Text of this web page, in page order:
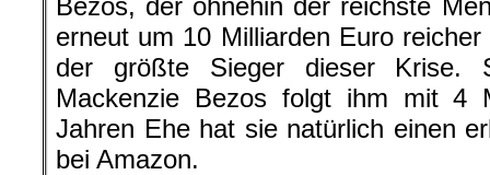
Bezos, der ohnehin der reichste
erneut um 10 Milliarden Euro
der größte Sieger dieser Krise.
Mackenzie Bezos folgt ihm mit 4
Jahren Ehe hat sie natürlich einen
bei Amazon.